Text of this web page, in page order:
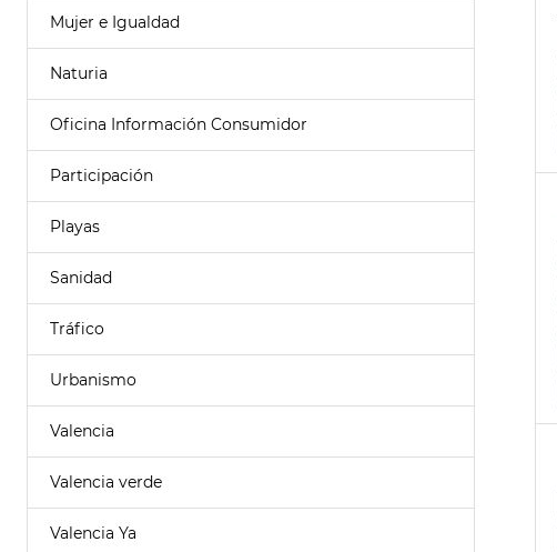
Mujer e Igualdad
Naturia
Oficina Información Consumidor
Participación
Playas
Sanidad
Tráfico
Urbanismo
Valencia
Valencia verde
Valencia Ya